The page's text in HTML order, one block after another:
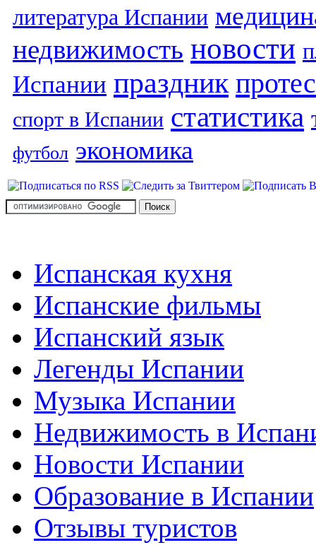
литература Испании
недвижимость новости
Испании праздник
спорт в Испании статистика
футбол экономика
Испанская кухня
Испанские фильмы
Испанский язык
Легенды Испании
Музыка Испании
Недвижимость в
Новости Испании
Образование в Испании
Отзывы туристов